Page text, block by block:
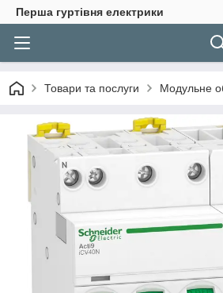
Перша гуртівня електрики
Товари та послуги Модульне